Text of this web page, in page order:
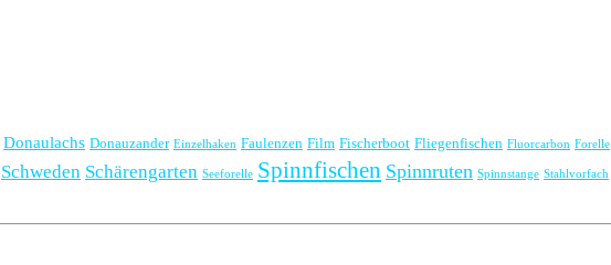
Donaulachs Donauzander Einzelhaken Faulenzen Film Fischerboot Fliegenfischen Fluorcarbon Forelle
Schweden Schärengarten Seeforelle Spinnfischen Spinnruten Spinnstange Stahlvorfach